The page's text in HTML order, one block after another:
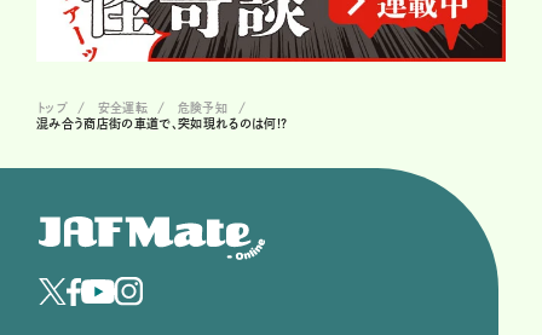
トップ 安全運転
危険予知
混み合う商店街の車道で、突如現れるのは何!?